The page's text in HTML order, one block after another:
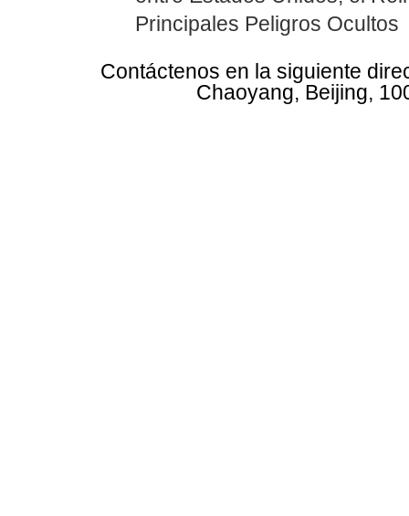
Principales Peligros Ocultos
Contáctenos en la siguiente
Chaoyang, Beijing,